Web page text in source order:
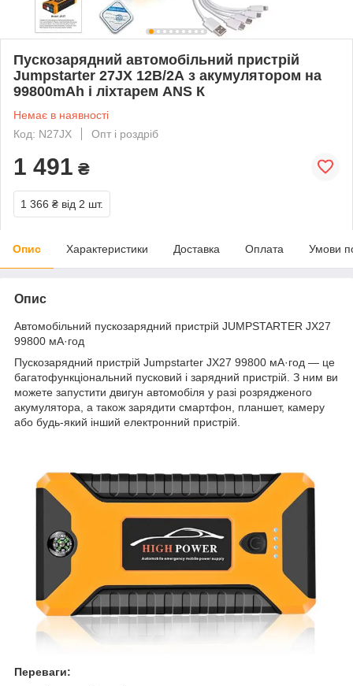
Пускозарядний автомобільний пристрій
Jumpstarter 27JX 12В/2А з акумулятором на
99800mAh і ліхтарем ANS К
Немає в наявності
Код: N27JX
Опт і роздріб
1 491 ₴
1 366 ₴ від 2 шт.
Опис Характеристики Доставка Оплата Умови
Опис
Автомобільний пускозарядний пристрій JUMPSTARTER JX27
99800 мА·год
Пускозарядний пристрій Jumpstarter JX27 99800 мА·год — це
багатофункціональний пусковий і зарядний пристрій. З ним ви
можете запустити двигун автомобіля у разі розрядженого
акумулятора, а також зарядити смартфон, планшет, камеру
або будь-який інший електронний пристрій.
Переваги: